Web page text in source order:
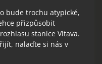
bude trochu atypické,
přizpůsobit
stanice Vltava.
nalaďte si nás v